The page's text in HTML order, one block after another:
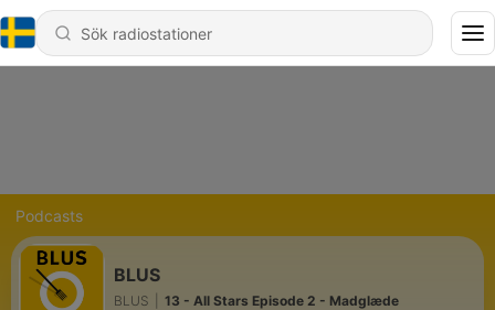
Podcasts
BLUS
BLUS 13 - All Stars Episode 2 - Madglæde